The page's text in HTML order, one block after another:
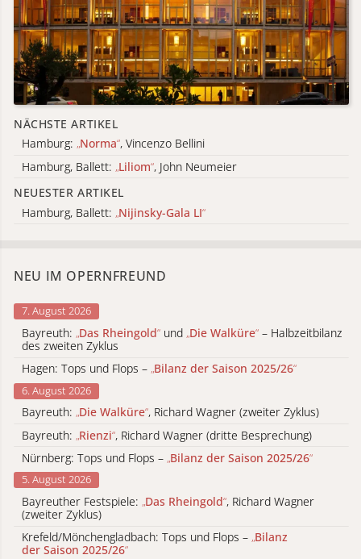
NÄCHSTE ARTIKEL
Hamburg: „Norma“, Vincenzo Bellini
Hamburg, Ballett: „Liliom“, John Neumeier
NEUESTER ARTIKEL
Hamburg, Ballett: „Nijinsky-Gala LI“
NEU IM OPERNFREUND
7. August 2026
Bayreuth: „Das Rheingold“ und „Die Walküre“ – Halbzeitbilanz
des zweiten Zyklus
Hagen: Tops und Flops – „Bilanz der Saison 2025/26“
6. August 2026
Bayreuth: „Die Walküre“, Richard Wagner (zweiter Zyklus)
Bayreuth: „Rienzi“, Richard Wagner (dritte Besprechung)
Nürnberg: Tops und Flops – „Bilanz der Saison 2025/26“
5. August 2026
Bayreuther Festspiele: „Das Rheingold“, Richard Wagner
(zweiter Zyklus)
Krefeld/Mönchengladbach: Tops und Flops – „Bilanz
der Saison 2025/26“